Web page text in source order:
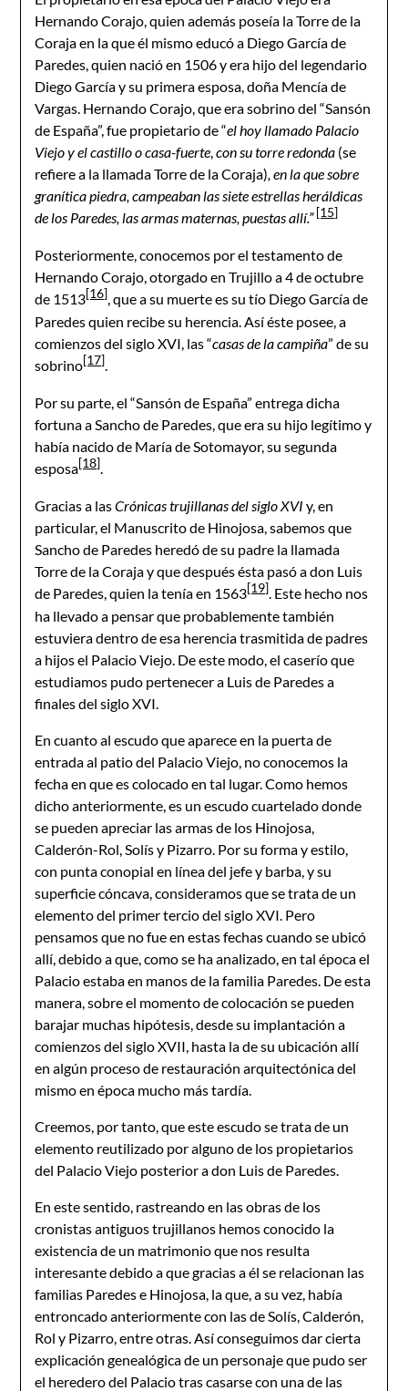
Hernando Corajo, quien además poseía la Torre de la
Coraja en la que él mismo educó a Diego García de
Paredes, quien nació en 1506 y era hijo del legendario
Diego García y su primera esposa, doña Mencía de
Vargas. Hernando Corajo, que era sobrino del “Sansón
de España”, fue propietario de “el hoy llamado Palacio
Viejo y el castillo o casa-fuerte,con su torre redonda (se
refiere a la llamada Torre de la Coraja), en la que sobre
granítica piedra, campeaban las siete estrellas heráldicas
de los Paredes, las armas maternas, puestas allí.”[15]
Posteriormente, conocemos por el testamento de
Hernando Corajo, otorgado en Trujillo a 4 de octubre
de 1513[16], que a su muerte es su tío Diego García de
Paredes quien recibe su herencia. Así éste posee, a
comienzos del siglo XVI, las “casas de la campiña” de su
sobrino[17].
Por su parte, el “Sansón de España” entrega dicha
fortuna a Sancho de Paredes, que era su hijo legítimo y
había nacido de María de Sotomayor, su segunda
esposa[18].
Gracias a lasCrónicas trujillanas del siglo XVIy, en
particular, el Manuscrito de Hinojosa, sabemos que
Sancho de Paredes heredó de su padre la llamada
Torre de la Coraja y que después ésta pasó a don Luis
de Paredes, quien la tenía en 1563[19]. Este hecho nos
ha llevado a pensar que probablemente también
estuviera dentro de esa herencia trasmitida de padres
a hijos el Palacio Viejo. De este modo, el caserío que
estudiamos pudo pertenecer a Luis de Paredes a
finales del siglo XVI.
En cuanto al escudo que aparece en la puerta de
entrada al patio del Palacio Viejo, no conocemos la
fecha en que es colocado en tal lugar. Como hemos
dicho anteriormente, es un escudo cuartelado donde
se pueden apreciar las armas de los Hinojosa,
Calderón-Rol, Solís y Pizarro. Por su forma y estilo,
con punta conopial en línea del jefe y barba, y su
superficie cóncava, consideramos que se trata de un
elemento del primer tercio del siglo XVI. Pero
pensamos que no fue en estas fechas cuando se ubicó
allí, debido a que, como se ha analizado, en tal época el
Palacio estaba en manos de la familia Paredes. De esta
manera, sobre el momento de colocación se pueden
barajar muchas hipótesis, desde su implantación a
comienzos del siglo XVII, hasta la de su ubicación allí
en algún proceso de restauración arquitectónica del
mismo en época mucho más tardía.
Creemos, por tanto, que este escudo se trata de un
elemento reutilizado por alguno de los propietarios
del Palacio Viejo posterior a don Luis de Paredes.
En este sentido, rastreando en las obras de los
cronistas antiguos trujillanos hemos conocido la
existencia de un matrimonio que nos resulta
interesante debido a que gracias a él se relacionan las
familias Paredes e Hinojosa, la que, a su vez, había
entroncado anteriormente con las de Solís, Calderón,
Rol y Pizarro, entre otras. Así conseguimos dar cierta
explicación genealógica de un personaje que pudo ser
el heredero del Palacio tras casarse con una de las